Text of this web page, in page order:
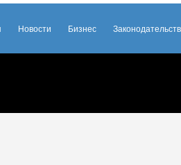
Новости Бизнес